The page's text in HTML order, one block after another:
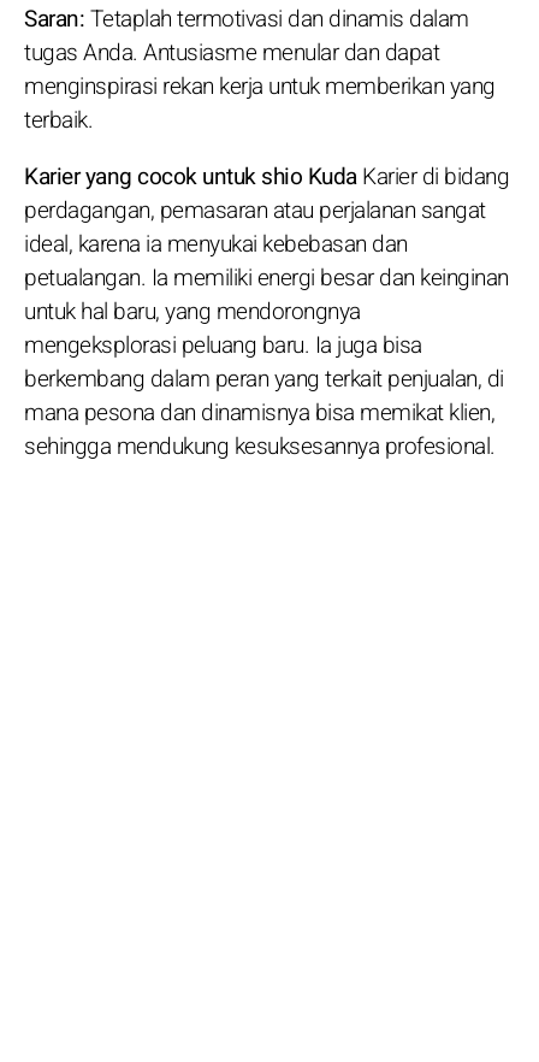
Saran:Tetaplah termotivasi dan dinamis dalam
tugas Anda. Antusiasme menular dan dapat
menginspirasi rekan kerja untuk memberikan yang
terbaik.
Karier yang cocok untuk shio KudaKarier di bidang
perdagangan, pemasaran atau perjalanan sangat
ideal, karena ia menyukai kebebasan dan
petualangan. Ia memiliki energi besar dan keinginan
untuk hal baru, yang mendorongnya
mengeksplorasi peluang baru. Ia juga bisa
berkembang dalam peran yang terkait penjualan, di
mana pesona dan dinamisnya bisa memikat klien,
sehingga mendukung kesuksesannya profesional.